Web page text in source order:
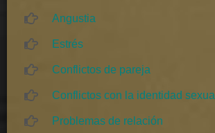
Angustia
Estrés
Conflictos de pareja
Conflictos con la identidad sexual
Problemas de relación